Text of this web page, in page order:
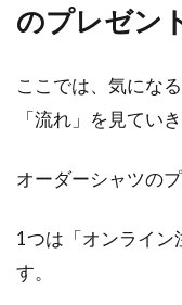
のプレゼン
ここでは、気にな
「流れ」を見てい
オーダーシャツの
1つは「オンライ
す。